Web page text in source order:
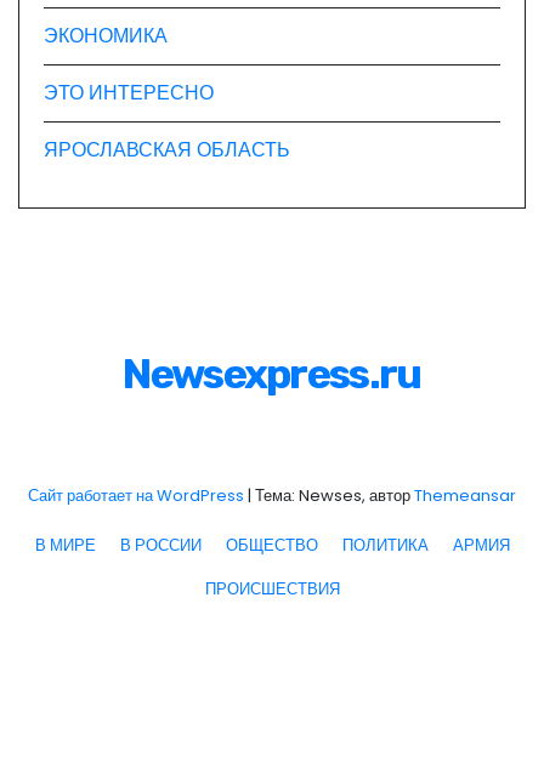
ЭКОНОМИКА
ЭТО ИНТЕРЕСНО
ЯРОСЛАВСКАЯ ОБЛАСТЬ
Newsexpress.ru
Сайт работает на WordPress | Тема: Newses, авторThemeansar
В МИРЕ В РОССИИ ОБЩЕСТВО ПОЛИТИКА
АРМИЯ
ПРОИСШЕСТВИЯ